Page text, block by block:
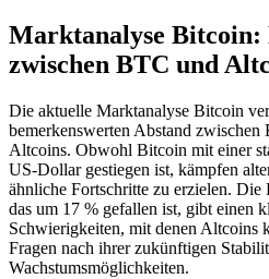
Marktanalyse Bitcoin:
zwischen BTC und
Die aktuelle Marktanalyse Bitcoin
bemerkenswerten Abstand zwischen
Altcoins. Obwohl Bitcoin mit einer
US-Dollar gestiegen ist, kämpfen
ähnliche Fortschritte zu erzielen. Die
das um 17 % gefallen ist, gibt einen
Schwierigkeiten, mit denen Altcoins
Fragen nach ihrer zukünftigen
Wachstumsmöglichkeiten.